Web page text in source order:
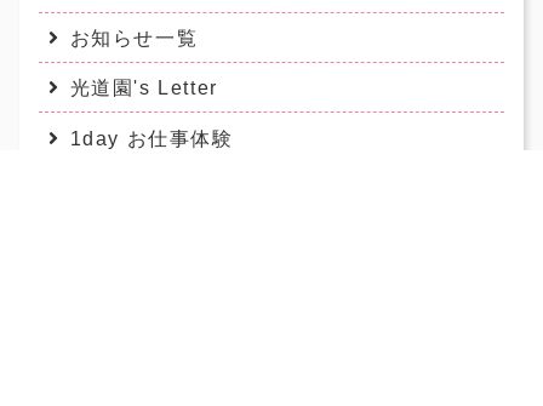
お知らせ一覧
光道園's Letter
1day お仕事体験